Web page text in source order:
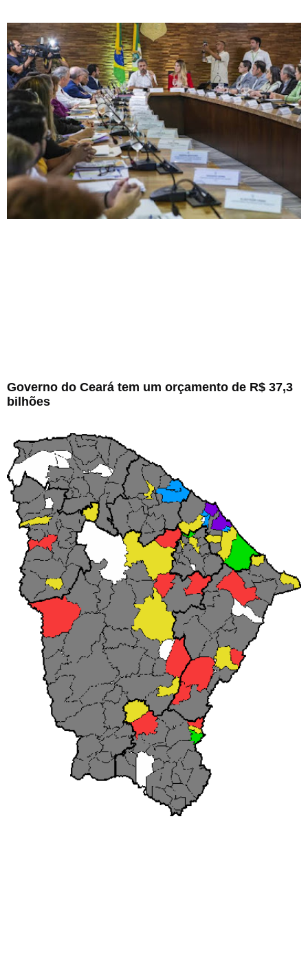
Governo do Ceará tem um orçamento de R$ 37,3
bilhões